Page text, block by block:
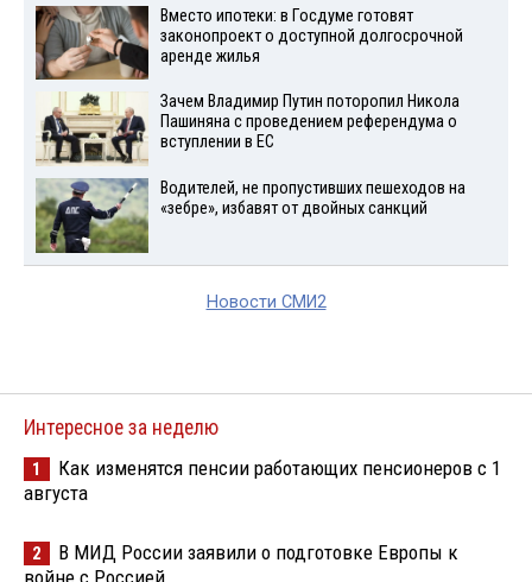
Вместо ипотеки: в Госдуме готовят
законопроект о доступной долгосрочной
аренде жилья
Зачем Владимир Путин поторопил Никола
Пашиняна с проведением референдума о
вступлении в ЕС
Водителей, не пропустивших пешеходов на
«зебре», избавят от двойных санкций
Новости СМИ2
Интересное за неделю
1
Как изменятся пенсии работающих пенсионеров с 1
августа
2
В МИД России заявили о подготовке Европы к
войне с Россией